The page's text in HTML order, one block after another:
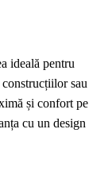
ideală pentru
sau
și confort pe
cu un design